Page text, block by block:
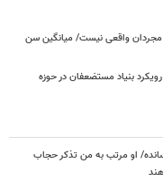
مجردان واقعی نیست/ میانگین سن
بنیاد مستضعفان در حوزه
او مرتب به من تذکر حجاب